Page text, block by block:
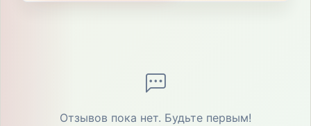
Отзывов пока нет. Будьте первым!